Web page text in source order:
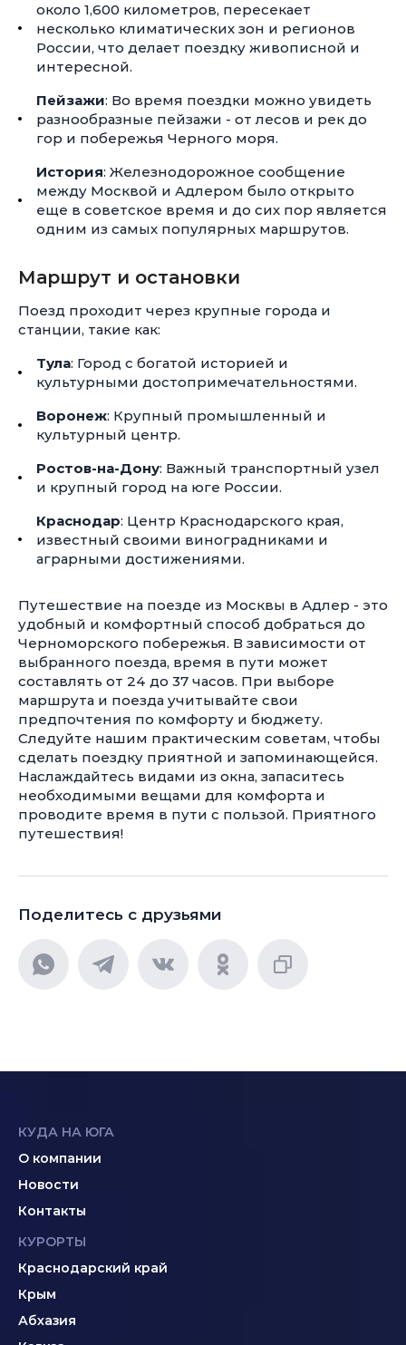
около 1,600 километров, пересекает
несколько климатических зон и регионов
России, что делает поездку живописной и
интересной.
Пейзажи: Во время поездки можно увидеть
разнообразные пейзажи - от лесов и рек до
гор и побережья Черного моря.
История: Железнодорожное сообщение
между Москвой и Адлером было открыто
еще в советское время и до сих пор является
одним из самых популярных маршрутов.
Маршрут и остановки
Поезд проходит через крупные города и
станции, такие как:
Тула: Город с богатой историей и
культурными достопримечательностями.
Воронеж: Крупный промышленный и
культурный центр.
Ростов-на-Дону: Важный транспортный узел
и крупный город на юге России.
Краснодар: Центр Краснодарского края,
известный своими виноградниками и
аграрными достижениями.
Путешествие на поезде из Москвы в Адлер - это
удобный и комфортный способ добраться до
Черноморского побережья. В зависимости от
выбранного поезда, время в пути может
составлять от 24 до 37 часов. При выборе
маршрута и поезда учитывайте свои
предпочтения по комфорту и бюджету.
Следуйте нашим практическим советам, чтобы
сделать поездку приятной и запоминающейся.
Наслаждайтесь видами из окна, запаситесь
необходимыми вещами для комфорта и
проводите время в пути с пользой. Приятного
путешествия!
Поделитесь с друзьями
КУДА НА ЮГА
О компании
Новости
Контакты
КУРОРТЫ
Краснодарский край
Крым
Абхазия